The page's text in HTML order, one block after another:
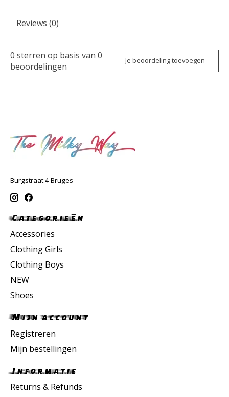
Reviews (0)
0 sterren op basis van 0
beoordelingen
Je beoordeling toevoegen
Burgstraat 4 Bruges
Categorieën
Accessories
Clothing Girls
Clothing Boys
NEW
Shoes
Mijn account
Registreren
Mijn bestellingen
Informatie
Returns & Refunds